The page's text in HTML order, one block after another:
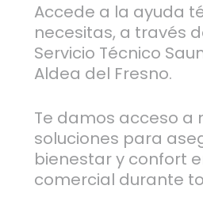
Accede a la ayuda
necesitas, a través
Servicio Técnico
Aldea del Fresno.
Te damos acceso a
soluciones para
bienestar y confort
comercial durante